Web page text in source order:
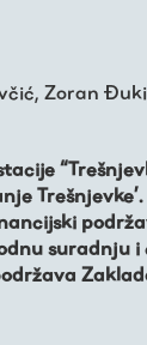
Zoran
suradnju